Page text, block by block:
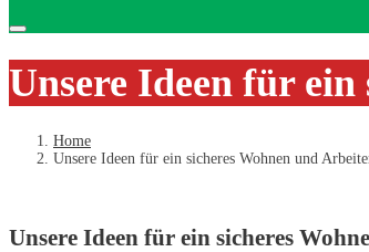
Unsere Ideen für
Home
Unsere Ideen für ein sicheres Wohnen und
Unsere Ideen für ein sicheres